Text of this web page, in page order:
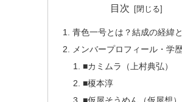
目次
青色一号とは？結成の経緯
メンバープロフィール・学
■カミムラ（上村典弘）
■榎本淳